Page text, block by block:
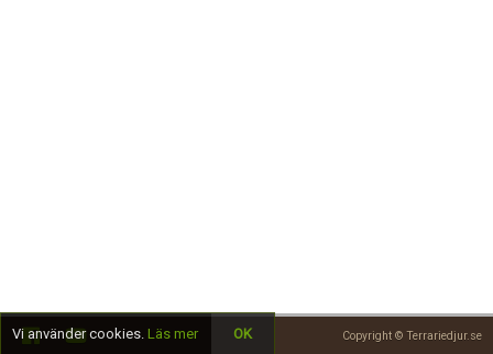
Copyright © Terrariedjur.se
Vi använder cookies. Läs mer OK